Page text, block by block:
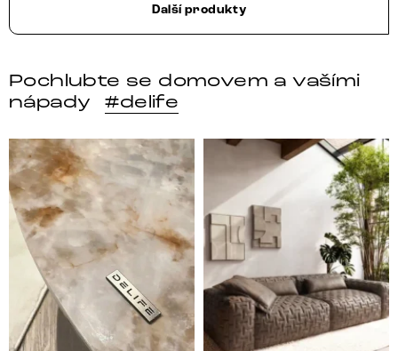
Další produkty
Pochlubte se domovem a vašími
nápady
#delife
DELIFE – Nábytek, který promění dům v domov. Domo
Místo, kam se budeš těšit